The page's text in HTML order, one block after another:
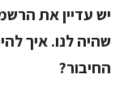
יש עדיין את
שהיה לנו. איך
החיבור?